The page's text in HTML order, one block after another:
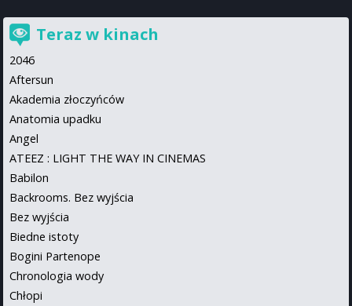
Teraz w kinach
2046
Aftersun
Akademia złoczyńców
Anatomia upadku
Angel
ATEEZ : LIGHT THE WAY IN CINEMAS
Babilon
Backrooms. Bez wyjścia
Bez wyjścia
Biedne istoty
Bogini Partenope
Chronologia wody
Chłopi